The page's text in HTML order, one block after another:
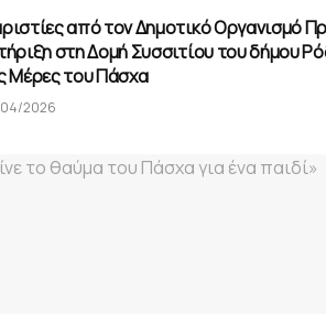
από τον Δημοτικό Οργανισμό
στη Δομή Συσσιτίου του δήμου
Μέρες του Πάσχα
2026